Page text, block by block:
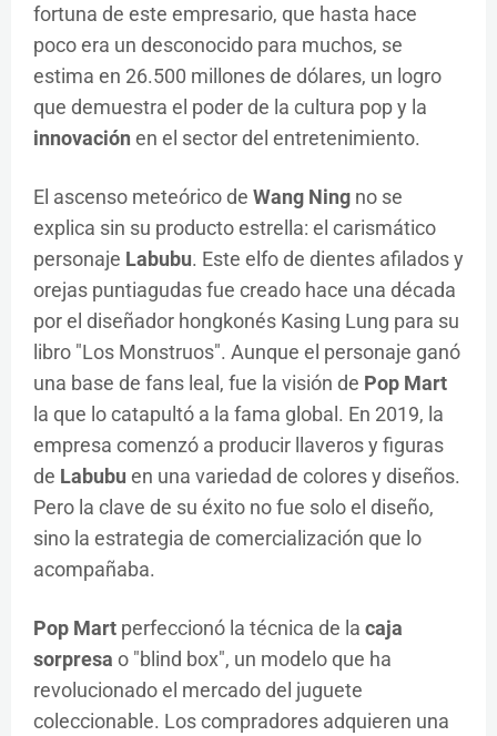
fortuna de este empresario, que hasta hace
poco era un desconocido para muchos, se
estima en 26.500 millones de dólares, un logro
que demuestra el poder de la cultura pop y la
innovación en el sector del entretenimiento.
El ascenso meteórico de Wang Ning no se
explica sin su producto estrella: el carismático
personaje Labubu. Este elfo de dientes afilados y
orejas puntiagudas fue creado hace una década
por el diseñador hongkonés Kasing Lung para su
libro "Los Monstruos". Aunque el personaje ganó
una base de fans leal, fue la visión de Pop Mart
la que lo catapultó a la fama global. En 2019, la
empresa comenzó a producir llaveros y figuras
de Labubu en una variedad de colores y diseños.
Pero la clave de su éxito no fue solo el diseño,
sino la estrategia de comercialización que lo
acompañaba.
Pop Mart perfeccionó la técnica de la caja
sorpresa o "blind box", un modelo que ha
revolucionado el mercado del juguete
coleccionable. Los compradores adquieren una